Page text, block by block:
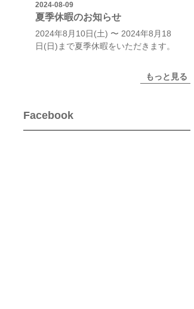
2024-08-09
夏季休暇のお知らせ
2024年8月10日(土) 〜 2024年8月18
日(日)まで夏季休暇をいただきます。
もっと見る
Facebook